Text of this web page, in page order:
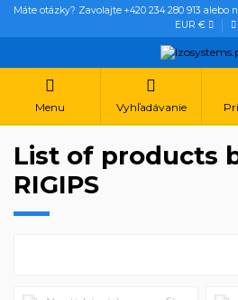
Máte otázky? Zavolajte +420 234 280 913 alebo
EUR €
Menu Vyhľadávanie
List of products
RIGIPS